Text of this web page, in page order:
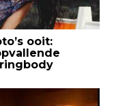
ooit: